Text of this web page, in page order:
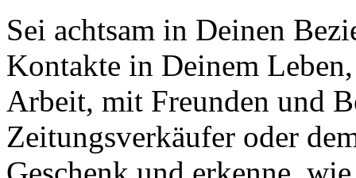
Sei achtsam in Deinen
Kontakte in Deinem
Arbeit, mit Freunden und
Zeitungsverkäufer oder